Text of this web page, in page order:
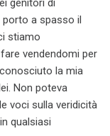
genitori di
porto a spasso il
stiamo
vendendomi per
la mia
Non poteva
voci sulla veridicità
qualsiasi